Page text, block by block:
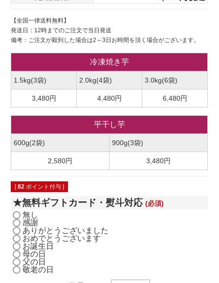
【全国一律送料無料】
発送日：12時までのご注文で当日発送
備考：ご注文が殺到した場合は2～3日お時間を頂く場合がございます。
冷凍焼き芋
1.5kg(3袋) 2.0kg(4袋) 3.0kg(6袋)
3,480円 4,480円 6,480円
平干し芋
600g(2袋) 900g(3袋)
2,580円 3,480円
[ 82 ポイント付与 ]
★無料ギフトカード・熨斗対応(必須)
無し
感謝
ありがとうございました
おめでとうございます
お誕生日
母の日
父の日
敬老の日